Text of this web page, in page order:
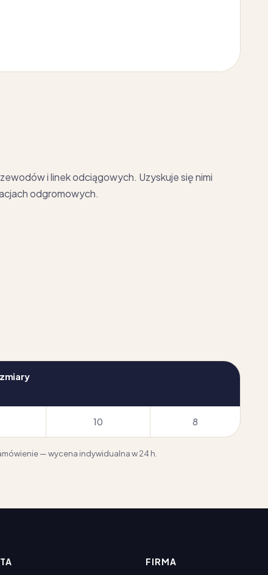
i linek odciągowych. Uzyskuje się nimi
odgromowych.
10 8
— wycena indywidualna w 24 h.
FIRMA